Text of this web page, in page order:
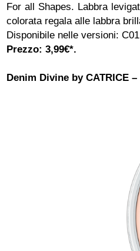
For all Shapes. Labbra
colorata regala alle labbra
Disponibile nelle versioni:
Prezzo: 3,99€*.
Denim Divine by CATRICE